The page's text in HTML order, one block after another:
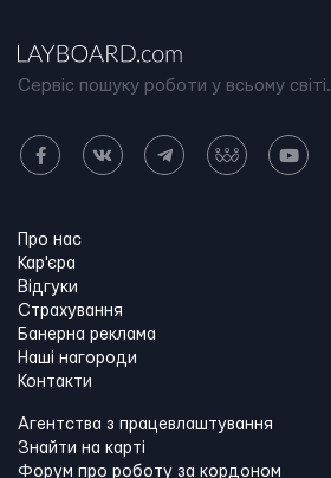
Сервіс пошуку роботи у всьому світі.
Про нас
Кар'єра
Відгуки
Страхування
Банерна реклама
Наші нагороди
Контакти
Агентства з працевлаштування
Знайти на карті
Форум про роботу за кордоном